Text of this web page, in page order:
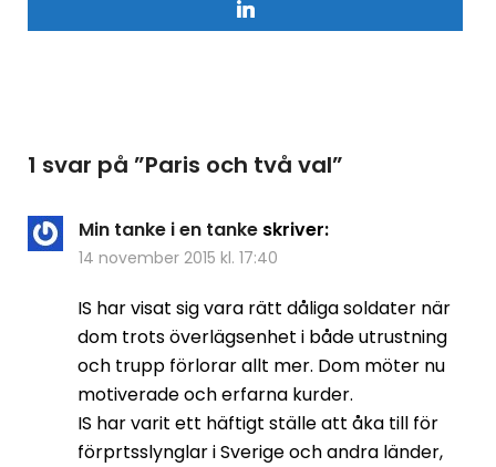
1 svar på ”Paris och två val”
Min tanke i en tanke skriver:
14 november 2015 kl. 17:40
IS har visat sig vara rätt dåliga soldater när
dom trots överlägsenhet i både utrustning
och trupp förlorar allt mer. Dom möter nu
motiverade och erfarna kurder.
IS har varit ett häftigt ställe att åka till för
förprtsslynglar i Sverige och andra länder,